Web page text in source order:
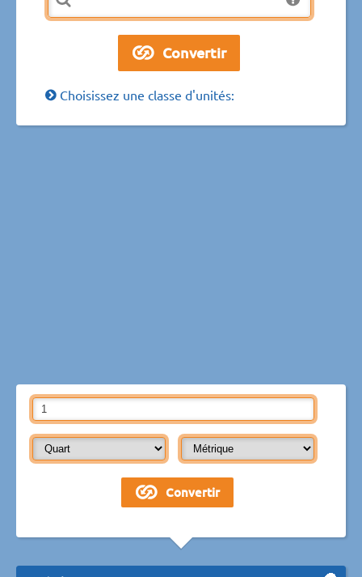
Choisissez une classe d'unités: